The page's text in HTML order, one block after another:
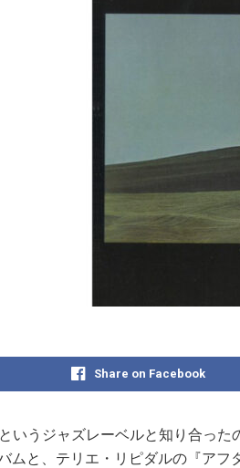
Share on Facebook
いうジャズレーベルと知り合っ
ムと、テリエ・リピダルの『ア